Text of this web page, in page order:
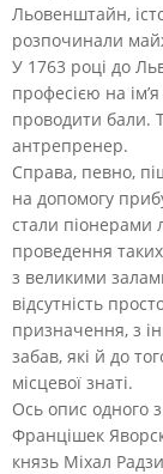
Льовенштайн,
розпочинали
У 1763 році до
професією на
проводити бали.
антрепренер.
Справа, певно,
на допомогу
стали піонерами
проведення
з великими
відсутність
призначення, з
забав, які й до
місцевої знаті.
Ось опис одного
Францішек
князь Міхал